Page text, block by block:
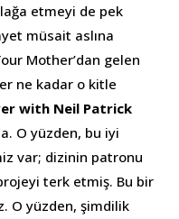
etmeyi de pek
müsait aslına
Mother’dan gelen
ne kadar o kitle
with Neil Patrick
O yüzden, bu iyi
var; dizinin patronu
terk etmiş. Bu bir
O yüzden, şimdilik